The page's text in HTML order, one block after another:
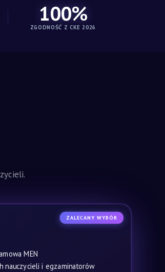
100%
ZGODNOŚĆ Z CKE 2026
ZALECANY WYBÓR
MEN
nauczycieli i egzaminatorów